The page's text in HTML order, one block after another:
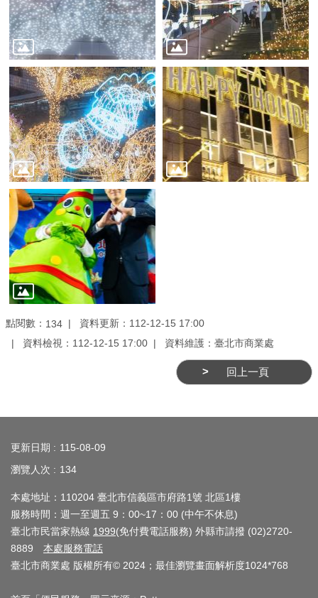
業
管
理
商
業
發
展
與
輔
導
商
圈
廊
帶
介
紹
影
站
導
覽
回
首
頁
點閱數： 134
資料更新：112-12-15 17:00
資料檢視：112-12-15 17:00
資料維護：臺北市商業處
回上一頁
更新日期
115-08-09
瀏覽人次
134
本處地址：110204 臺北市信義區市府路1號 北區1樓
服務時間：週一至週五 9：00~17：00 (中午不休息)
臺北市民當家熱線 1999(免付費電話服務) 外縣市請撥 (02)2720-
8889 本處服務電話
臺北市商業處 版權所有© 2024；最佳瀏覽畫面解析度1024*768